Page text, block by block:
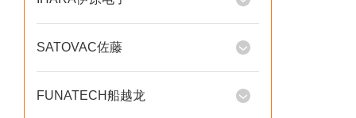
SATOVAC佐藤
FUNATECH船越龙